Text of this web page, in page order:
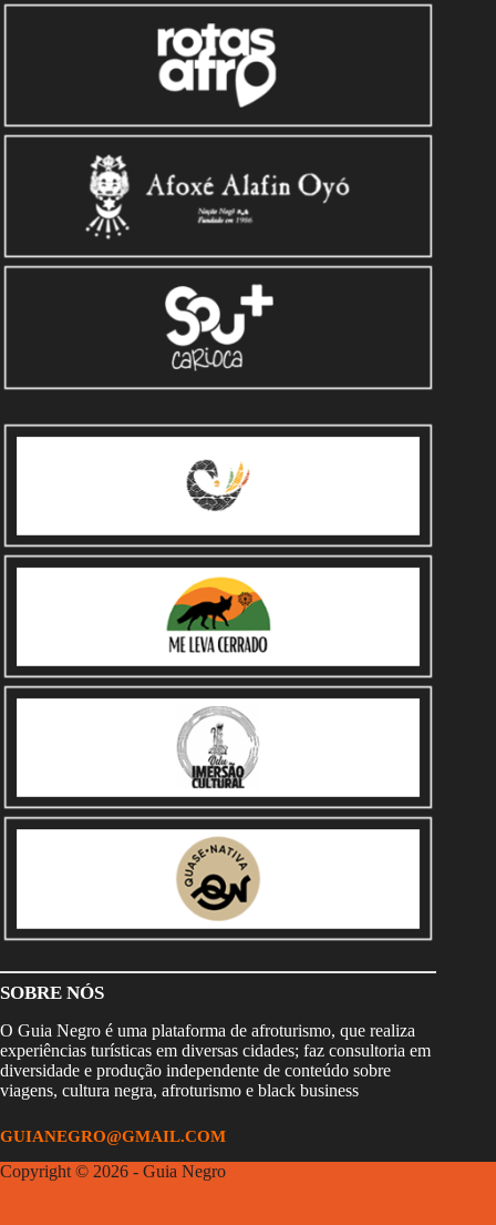
SOBRE NÓS
O Guia Negro é uma plataforma de afroturismo, que realiza
experiências turísticas em diversas cidades; faz consultoria em
diversidade e produção independente de conteúdo sobre
viagens, cultura negra, afroturismo e black business
GUIANEGRO@GMAIL.COM
Copyright © 2026 - Guia Negro